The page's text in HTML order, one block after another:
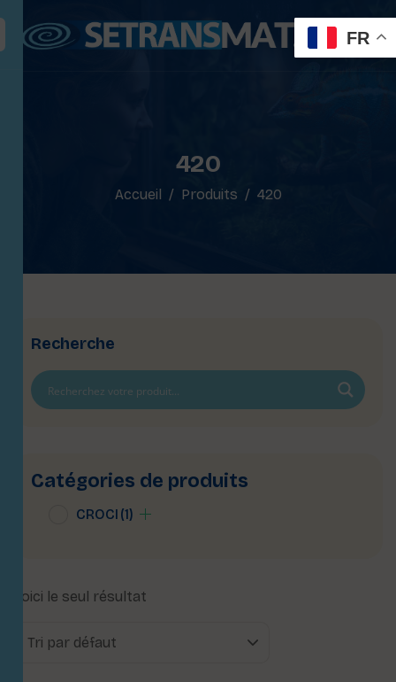
420
Accueil Produits 420
Recherche
Catégories de produits
CROCI (1)
Voici le seul résultat
FR